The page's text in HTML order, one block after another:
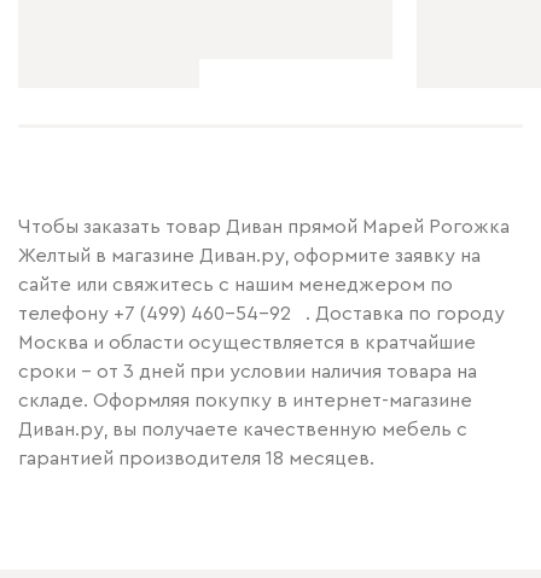
Чтобы заказать товар Диван прямой Марей Рогожка
Желтый в магазине Диван.ру, оформите заявку на
сайте или свяжитесь с нашим менеджером по
телефону +7 (499) 460-54-92
. Доставка по городу
Москва и области осуществляется в кратчайшие
сроки – от 3 дней при условии наличия товара на
складе. Оформляя покупку в интернет-магазине
Диван.ру, вы получаете качественную мебель с
гарантией производителя 18 месяцев.